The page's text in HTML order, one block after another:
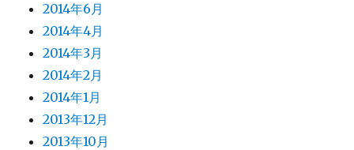
2014年6月
2014年4月
2014年3月
2014年2月
2014年1月
2013年12月
2013年10月